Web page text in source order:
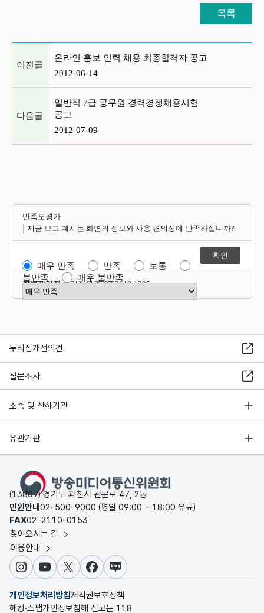
목록
이전글
온라인 홍보 인력 채용 최종합격자 공고
2012-06-14
다음글
일반직 7급 공무원 경력경쟁채용시험
공고
2012-07-09
만족도평가
지금 보고 계시는 화면의 정보와 사용 편의성에 만족하십니까?
매우 만족 만족
보통
불만족
매우 불만족
만족도 점수 선택
항목관리자운영지원과 02-2110-1305
누리집개선의견
설문조사
소속 및 산하기관
유관기관
(13809) 경기도 과천시 관문로 47, 2동
민원안내02-500-9000 (평일 09:00 ~ 18:00 유료)
FAX02-2110-0153
찾아오시는 길
이용안내
인스타그램
유튜브X 페이스북
블로그
개인정보처리방침저작권보호정책
해킹·스팸개인정보침해 신고는 118